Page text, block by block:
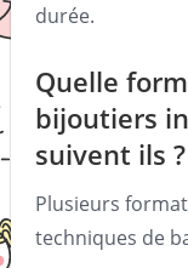
durée.
Quelle
bijoutiers
suivent ils ?
Plusieurs
techniques de